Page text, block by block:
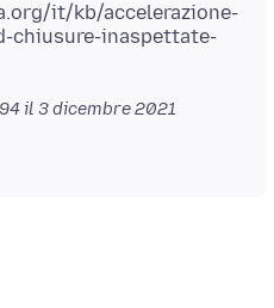
it/kb/accelerazione-
chiusure-inaspettate-
il 3 dicembre 2021